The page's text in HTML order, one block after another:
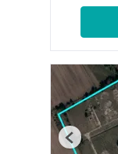
Previous